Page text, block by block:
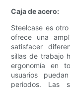
Caja de acero:
Steelcase es
ofrece una
satisfacer
sillas de trabajo
ergonomía en
usuarios
periodos. Las